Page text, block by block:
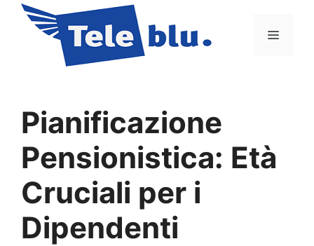
contenuto
Menu
Pianificazione
Pensionistica: Età
Cruciali per i
Dipendenti